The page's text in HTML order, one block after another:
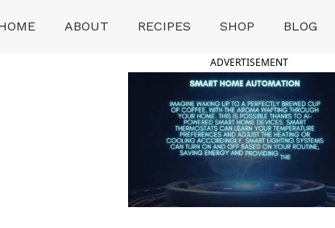
ABOUT RECIPES SHOP BLOG
ADVERTISEMENT